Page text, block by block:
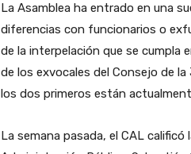
La Asamblea ha entrado en una
diferencias con funcionarios o
de la interpelación que se cumpla
de los exvocales del Consejo de
los dos primeros están
La semana pasada, el CAL